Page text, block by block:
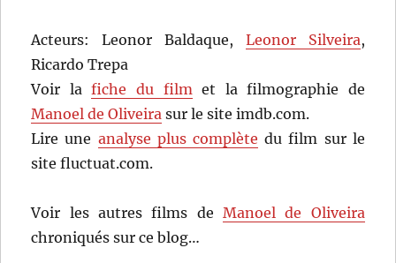
Acteurs: Leonor Baldaque, Leonor Silveira,
Ricardo Trepa
Voir lafiche du filmet la filmographie de
Manoel de Oliveira sur le site imdb.com.
Lire une analyse plus complète du film sur le
site fluctuat.com.
Voir les autres films deManoel de Oliveira
chroniqués sur ce blog…